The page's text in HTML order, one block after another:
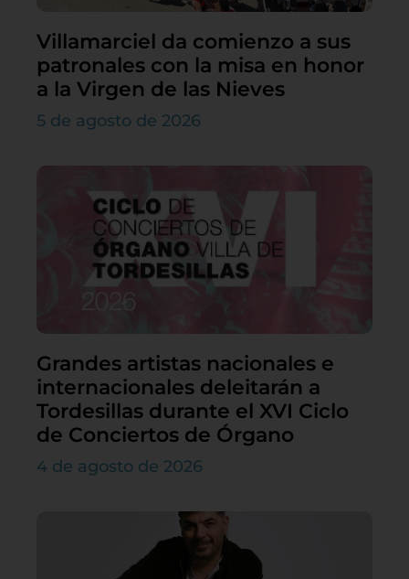
Villamarciel da comienzo a sus
patronales con la misa en honor
a la Virgen de las Nieves
5 de agosto de 2026
Grandes artistas nacionales e
internacionales deleitarán a
Tordesillas durante el XVI Ciclo
de Conciertos de Órgano
4 de agosto de 2026